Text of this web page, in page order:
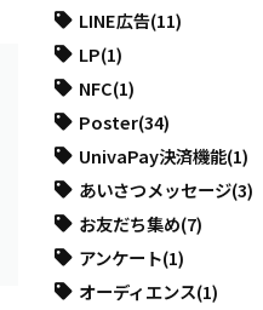
LINE広告(11)
LP(1)
NFC(1)
Poster(34)
UnivaPay決済機能(1)
あいさつメッセージ(3)
お友だち集め(7)
アンケート(1)
オーディエンス(1)